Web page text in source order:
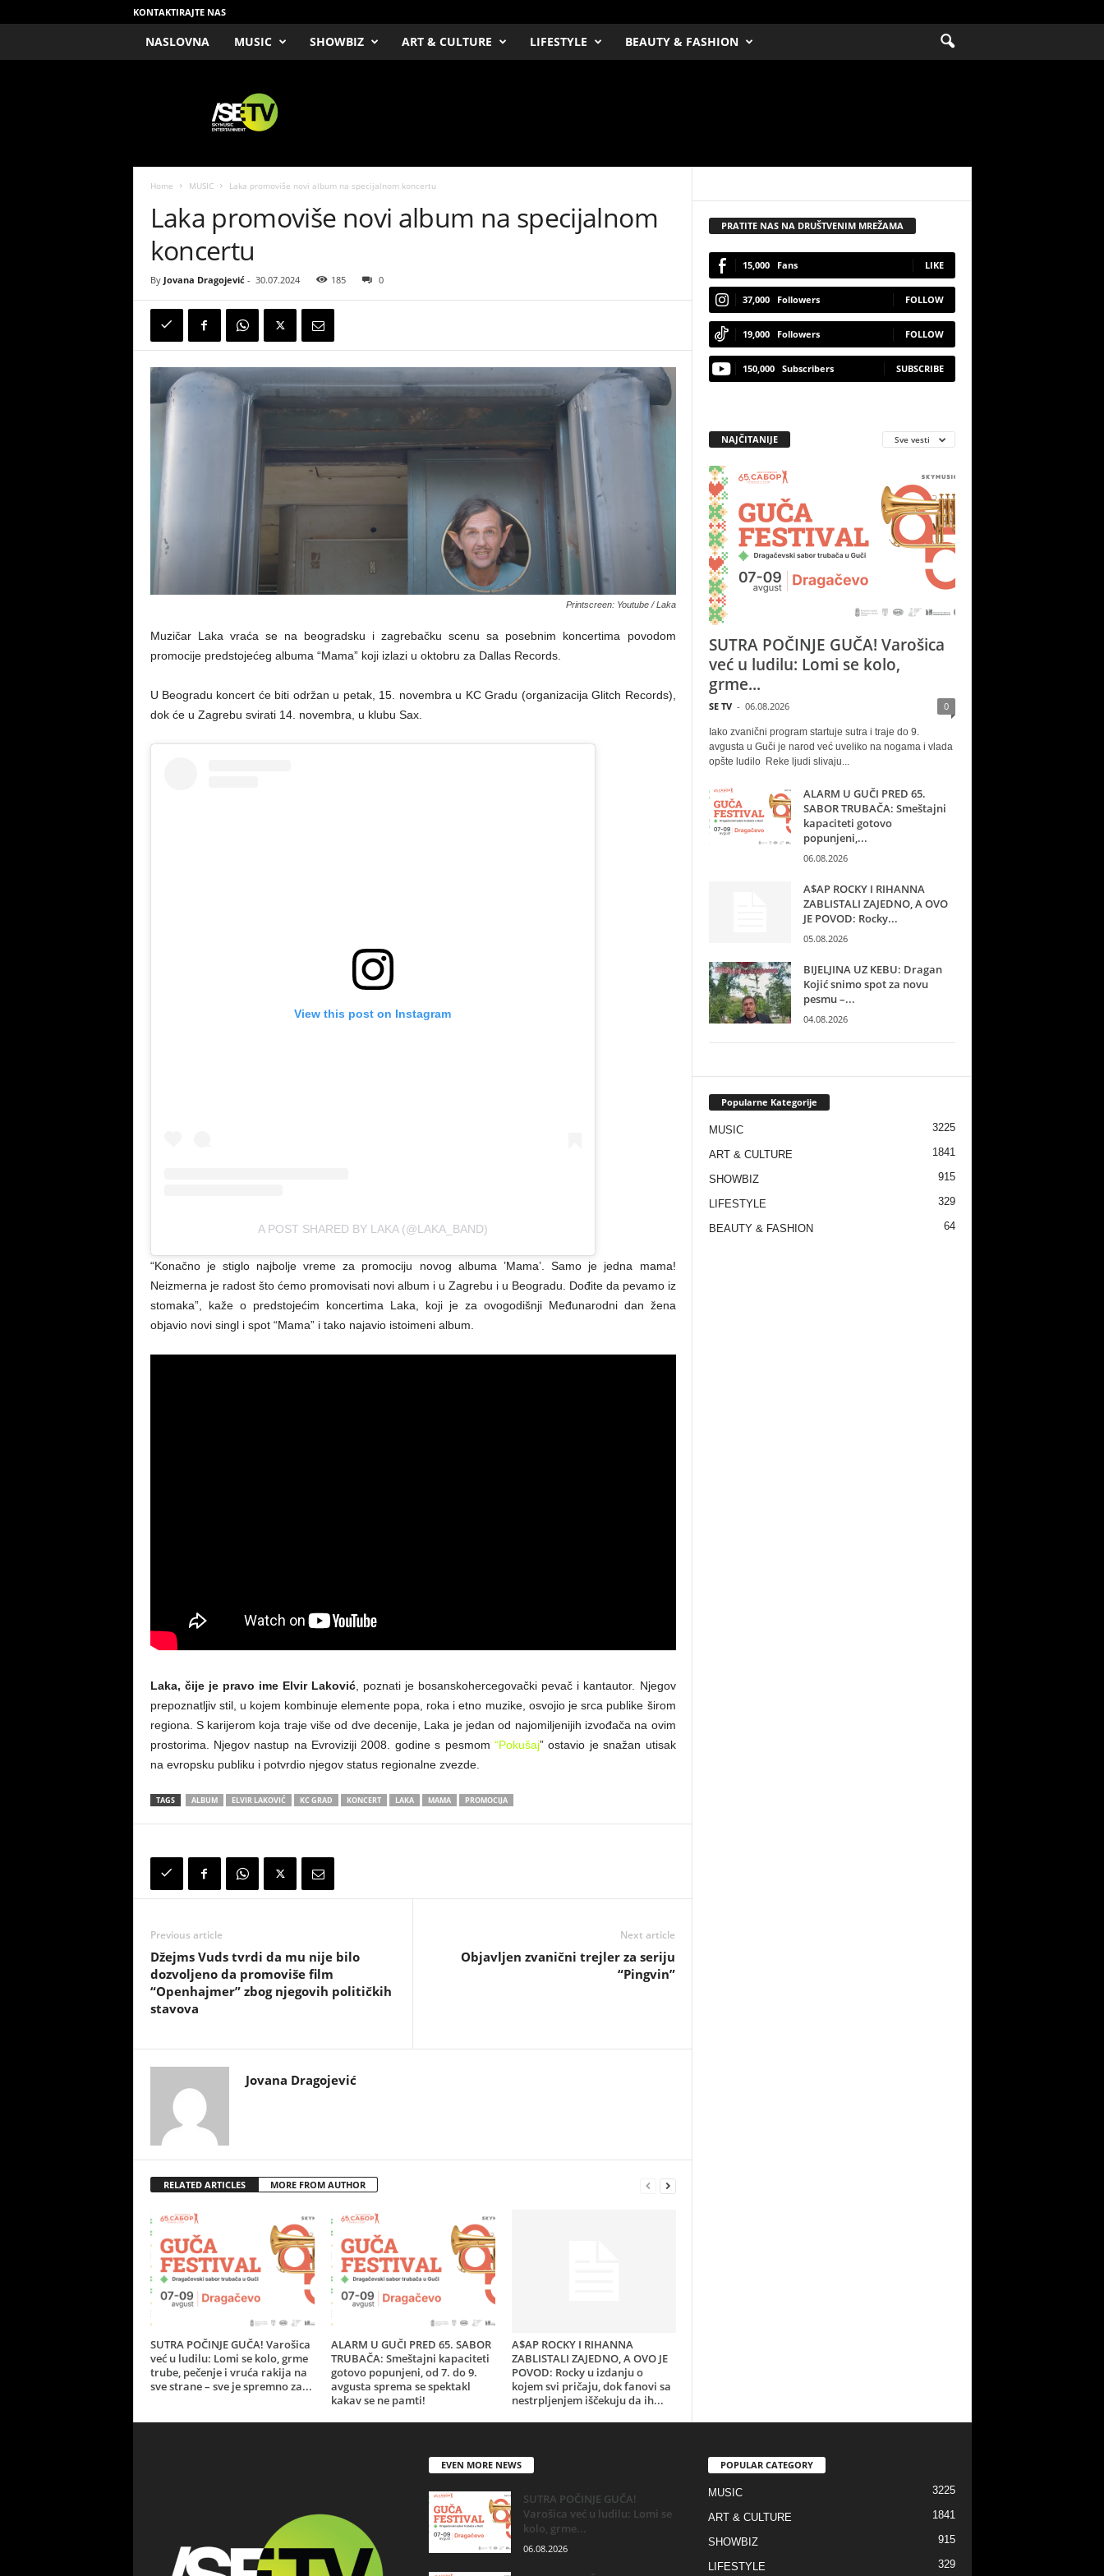
KONTAKTIRAJTE NAS
NASLOVNA MUSIC SHOWBIZ ART & CULTURE LIFESTYLE BEAUTY & FASHION
Home MUSIC Laka promoviše novi album na specijalnom koncertu
Laka promoviše novi album na specijalnom
koncertu
By Jovana Dragojević- 30.07.2024 185 0
Printscreen: Youtube / Laka
Muzičar Laka vraća se na beogradsku i zagrebačku scenu sa posebnim koncertima povodom
promocije predstojećeg albuma “Mama” koji izlazi u oktobru za Dallas Records.
U Beogradu koncert će biti održan u petak, 15. novembra u KC Gradu (organizacija Glitch Records),
dok će u Zagrebu svirati 14. novembra, u klubu Sax.
View this post on Instagram
A POST SHARED BY LAKA (@LAKA_BAND)
“Konačno je stiglo najbolje vreme za promociju novog albuma ’Mama’. Samo je jedna mama!
Neizmerna je radost što ćemo promovisati novi album i u Zagrebu i u Beogradu. Dođite da pevamo iz
stomaka”, kaže o predstojećim koncertima Laka, koji je za ovogodišnji Međunarodni dan žena
objavio novi singl i spot “Mama” i tako najavio istoimeni album.
Laka, čije je pravo ime Elvir Laković, poznati je bosanskohercegovački pevač i kantautor. Njegov
prepoznatljiv stil, u kojem kombinuje elemente popa, roka i etno muzike, osvojio je srca publike širom
regiona. S karijerom koja traje više od dve decenije, Laka je jedan od najomiljenijih izvođača na ovim
prostorima. Njegov nastup na Evroviziji 2008. godine s pesmom “Pokušaj” ostavio je snažan utisak
na evropsku publiku i potvrdio njegov status regionalne zvezde.
TAGS ALBUM ELVIR LAKOVIĆ KC GRAD KONCERT LAKA MAMA PROMOCIJA
Previous article
Džejms Vuds tvrdi da mu nije bilo
dozvoljeno da promoviše film
“Openhajmer” zbog njegovih političkih
stavova
Next article
Objavljen zvanični trejler za seriju
“Pingvin”
Jovana Dragojević
RELATED ARTICLES MORE FROM AUTHOR
SUTRA POČINJE GUČA! Varošica
već u ludilu: Lomi se kolo, grme
trube, pečenje i vruća rakija na
sve strane – sve je spremno za...
ALARM U GUČI PRED 65. SABOR
TRUBAČA: Smeštajni kapaciteti
gotovo popunjeni, od 7. do 9.
avgusta sprema se spektakl
kakav se ne pamti!
A$AP ROCKY I RIHANNA
ZABLISTALI ZAJEDNO, A OVO JE
POVOD: Rocky u izdanju o
kojem svi pričaju, dok fanovi sa
nestrpljenjem iščekuju da ih...
PRATITE NAS NA DRUŠTVENIM MREŽAMA
15,000 Fans LIKE
37,000 Followers FOLLOW
19,000 Followers FOLLOW
150,000 Subscribers SUBSCRIBE
NAJČITANIJE Sve vesti
SUTRA POČINJE GUČA! Varošica
već u ludilu: Lomi se kolo,
grme...
SE TV - 06.08.2026 0
Iako zvanični program startuje sutra i traje do 9.
avgusta u Guči je narod već uveliko na nogama i vlada
opšte ludilo Reke ljudi slivaju...
ALARM U GUČI PRED 65.
SABOR TRUBAČA: Smeštajni
kapaciteti gotovo
popunjeni,...
06.08.2026
A$AP ROCKY I RIHANNA
ZABLISTALI ZAJEDNO, A OVO
JE POVOD: Rocky...
05.08.2026
BIJELJINA UZ KEBU: Dragan
Kojić snimo spot za novu
pesmu –...
04.08.2026
Popularne Kategorije
MUSIC 3225
ART & CULTURE 1841
SHOWBIZ 915
LIFESTYLE 329
BEAUTY & FASHION 64
EVEN MORE NEWS
SUTRA POČINJE GUČA!
Varošica već u ludilu: Lomi se
kolo, grme...
06.08.2026
POPULAR CATEGORY
MUSIC 3225
ART & CULTURE 1841
SHOWBIZ 915
LIFESTYLE 329